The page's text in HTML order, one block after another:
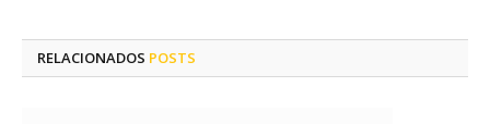
RELACIONADOS POSTS